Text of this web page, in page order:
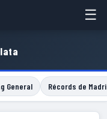
☰
General Récords de